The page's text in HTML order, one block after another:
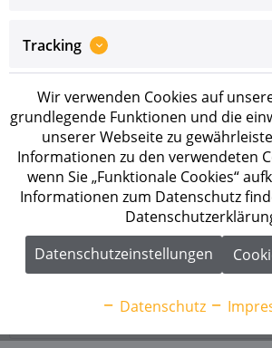
Preise sind erst nach erfolgreicher
Merken
Artikel-Nr.: 260404
Beschreibung
Kostal PLENTICORE G3 L 15.0 Die
des Plenticore von Kostal bietet...
Tracking
Wir verwenden Cookies auf
grundlegende Funktionen und die
unserer Webseite zu
Informationen zu den verwendeten
wenn Sie „Funktionale Cookies“
Informationen zum Datenschutz
Datenschutzeinstellungen
Datenschutz